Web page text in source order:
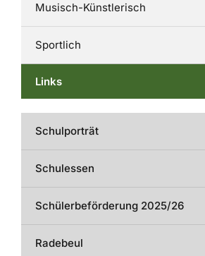
Musisch-Künstlerisch
Sportlich
Links
Schulporträt
Schulessen
Schülerbeförderung 2025/26
Radebeul